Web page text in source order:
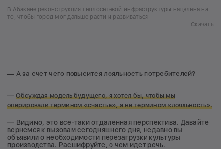
В Абакане реконструкция теплосетевой инфраструктуры нацелена на
то, чтобы город мог дальше расти и развиваться
Скачать
— А за счет чего повысится лояльность потребителей?
— Обсуждая модель будущего, я хотел бы, чтобы мы
оперировали термином «счастье», а не термином «лояльность».
— Видимо, это все-таки отдаленная перспектива. Давайте
вернемся к вызовам сегодняшнего дня, недавно вы
объявили о необходимости перезагрузки культуры
производства. Расшифруйте, о чем идет речь.